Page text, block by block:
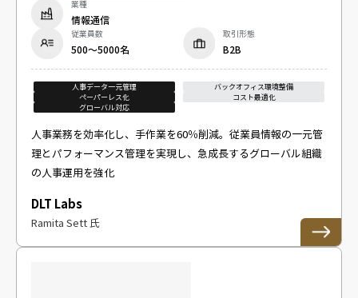
業種
情報通信
従業員数
500～5000名
取引形態
B2B
人事データ一元管理
バックオフィス環境整備
ペーパーレス化
コスト最適化
グローバル対応
人事業務を効率化し、手作業を60％削減。従業員情報の一元管
理とパフォーマンス管理を実現し、急成長するグローバル組織
の人事運用を強化
DLT Labs
Ramita Sett 氏